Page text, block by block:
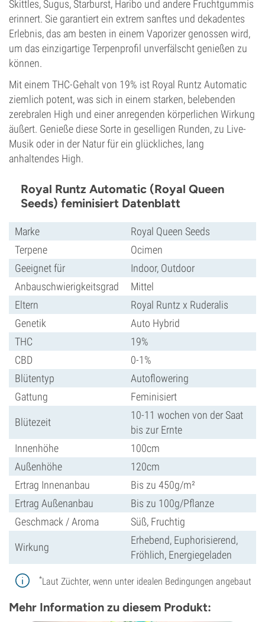
Skittles, Sugus, Starburst, Haribo und andere Fruchtgummis
erinnert. Sie garantiert ein extrem sanftes und dekadentes
Erlebnis, das am besten in einem Vaporizer genossen wird,
um das einzigartige Terpenprofil unverfälscht genießen zu
können.
Mit einem THC-Gehalt von 19% ist Royal Runtz Automatic
ziemlich potent, was sich in einem starken, belebenden
zerebralen High und einer anregenden körperlichen Wirkung
äußert. Genieße diese Sorte in geselligen Runden, zu Live-
Musik oder in der Natur für ein glückliches, lang
anhaltendes High.
Royal Runtz Automatic (Royal Queen
Seeds) feminisiert Datenblatt
Marke
Royal Queen Seeds
Terpene
Ocimen
Geeignet für
Indoor, Outdoor
Anbauschwierigkeitsgrad
Mittel
Eltern
Royal Runtz x Ruderalis
Genetik
Auto Hybrid
THC
19%
CBD
0-1%
Blütentyp
Autoflowering
Gattung
Feminisiert
Blütezeit
10-11 wochen von der Saat
bis zur Ernte
Innenhöhe
100cm
Außenhöhe
120cm
Ertrag Innenanbau
Bis zu 450g/m²
Ertrag Außenanbau
Bis zu 100g/Pflanze
Geschmack / Aroma
Süß, Fruchtig
Wirkung
Erhebend, Euphorisierend,
Fröhlich, Energiegeladen
*Laut Züchter, wenn unter idealen Bedingungen angebaut
Mehr Information zu diesem Produkt: